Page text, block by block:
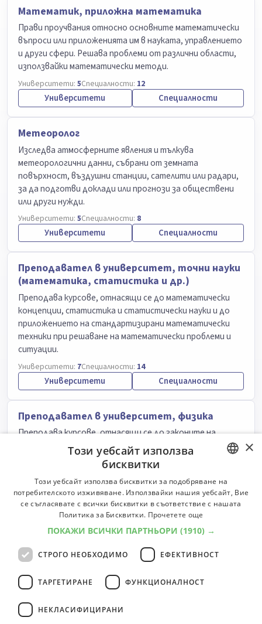
Математик, приложна математика
Прави проучвания относно основните математически
въпроси или приложенията им в науката, управлението
и други сфери. Решава проблеми от различни области,
използвайки математически методи.
Университети: 5Специалности: 12
Университети Специалности
Метеоролог
Изследва атмосферните явления и тълкува
метеорологични данни, събрани от земната
повърхност, въздушни станции, сателити или радари,
за да подготви доклади или прогнози за обществени
или други нужди.
Университети: 5Специалности: 8
Университети Специалности
Преподавател в университет, точни науки
(математика, статистика и др.)
Преподава курсове, отнасящи се до математически
концепции, статистика и статистически науки и до
приложението на стандартизирани математически
техники при решаване на математически проблеми и
ситуации.
Университети: 7Специалности: 14
Университети Специалности
Преподавател в университет, физика
Преподава курсове, отнасящи се до законите на
материята и енергията.
Специалности:11
Университети Специалности
Учител в общообразователно училище
Планира, подготвя и провежда обучението по
Класификатор:6000Университети:10 Специалности: 96
професии
BULGARIAN
ENGLISH
×
Този уебсайт използва
бисквитки
Този уебсайт използва бисквитки за подобряване на
потребителското изживяване. Използвайки нашия уебсайт, Вие
се съгласявате с всички бисквитки в съответствие с нашата
Политика за Бисквитки. Прочетете още
ПОКАЖИ ВСИЧКИ ПАРТНЬОРИ (1910) →
СТРОГО НЕОБХОДИМО ЕФЕКТИВНОСТ
ТАРГЕТИРАНЕ ФУНКЦИОНАЛНОСТ
НЕКЛАСИФИЦИРАНИ